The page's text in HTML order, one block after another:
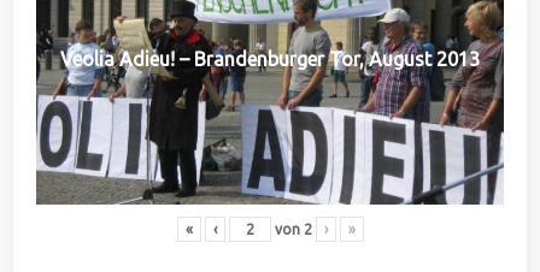
Veolia Adieu! – Brandenburger Tor, August 2013
« ‹ von 2 › »